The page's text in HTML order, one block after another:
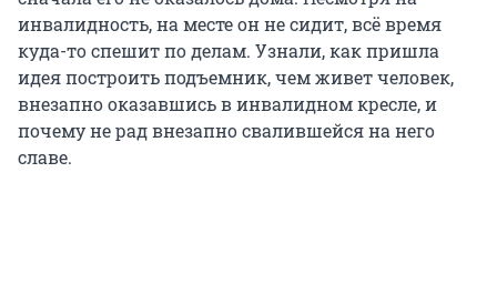
инвалидность, на месте он не сидит, всё время
куда-то спешит по делам. Узнали, как пришла
идея построить подъемник, чем живет человек,
внезапно оказавшись в инвалидном кресле, и
почему не рад внезапно свалившейся на него
славе.